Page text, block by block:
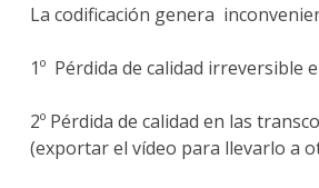
La codificación genera
1º Pérdida de calidad irreversible
2º Pérdida de calidad en las
(exportar el vídeo para llevarlo a